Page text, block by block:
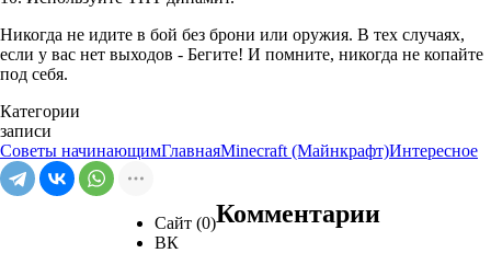
Никогда не идите в бой без брони или оружия. В тех случаях,
если у вас нет выходов - Бегите! И помните, никогда не копайте
под себя.
Категории
записи
Советы начинающимГлавнаяMinecraft (Майнкрафт)Интересное
Сайт (0)
ВК
Комментарии